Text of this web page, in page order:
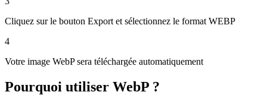
Cliquez sur le bouton Export et sélectionnez le format WEBP
4
Votre image WebP sera téléchargée automatiquement
Pourquoi utiliser WebP ?